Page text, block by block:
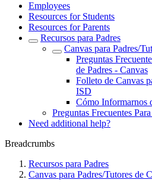
Employees
Resources for Students
Resources for Parents
Recursos para Padres
Canvas para Padres/
Preguntas
de Padres - Canvas
Folleto de Canvas
ISD
Cómo Informarnos
Preguntas Frecuentes
Need additional help?
Breadcrumbs
Recursos para Padres
Canvas para Padres/Tutores de